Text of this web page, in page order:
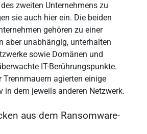
zweiten Unternehmens zu
sie auch hier ein. Die beiden
gehören zu einer
aber unabhängig, unterhalten
sowie Domänen und
IT-Berührungspunkte.
Trennmauern agierten einige
in dem jeweils anderen Netzwerk.
aus dem Ransomware-